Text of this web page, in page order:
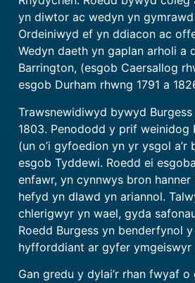
yn diwtor ac wedyn yn gymrawd
Ordeiniwyd ef yn ddiacon ac
Wedyn daeth yn gaplan arholi a
Barrington, (esgob Caersallog
esgob Durham rhwng 1791 a
Trawsnewidiwyd bywyd
1803. Penododd y prif weinidog
(un o’i gyfoedion yn yr ysgol
esgob Tyddewi. Roedd ei
enfawr, yn cynnwys bron hanner
hefyd yn dlawd yn ariannol.
chlerigwyr yn wael, gyda
Roedd Burgess yn benderfynol
hyfforddiant ar gyfer ymgeiswyr
Gan gredu y dylai’r rhan fwyaf